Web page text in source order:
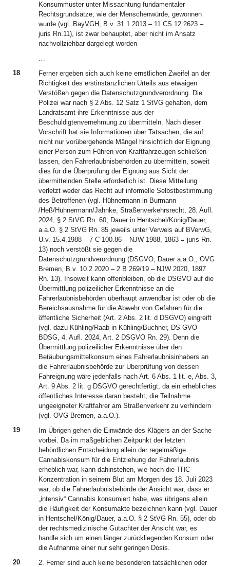
Konsummuster unter Missachtung fundamentaler
Rechtsgrundsätze, wie der Menschenwürde, gewonnen
wurde (vgl. BayVGH, B.v. 31.1.2013 – 11 CS 12.2623 –
juris Rn.11), ist zwar behauptet, aber nicht im Ansatz
nachvollziehbar dargelegt worden
…
18
Ferner ergeben sich auch keine ernstlichen Zweifel an der
Richtigkeit des erstinstanzlichen Urteils aus etwaigen
Verstößen gegen die Datenschutzgrundverordnung. Die
Polizei war nach § 2 Abs. 12 Satz 1 StVG gehalten, dem
Landratsamt ihre Erkenntnisse aus der
Beschuldigtenvernehmung zu übermitteln. Nach dieser
Vorschrift hat sie Informationen über Tatsachen, die auf
nicht nur vorübergehende Mängel hinsichtlich der Eignung
einer Person zum Führen von Kraftfahrzeugen schließen
lassen, den Fahrerlaubnisbehörden zu übermitteln, soweit
dies für die Überprüfung der Eignung aus Sicht der
übermittelnden Stelle erforderlich ist. Diese Mitteilung
verletzt weder das Recht auf informelle Selbstbestimmung
des Betroffenen (vgl. Hühnermann in Burmann
/Heß/Hühnermann/Jahnke, Straßenverkehrsrecht, 28. Aufl.
2024, § 2 StVG Rn. 60; Dauer in Hentschel/König/Dauer,
a.a.O. § 2 StVG Rn. 85 jeweils unter Verweis auf BVerwG,
U.v. 15.4.1988 – 7 C 100.86 – NJW 1988, 1863 = juris Rn.
13) noch verstößt sie gegen die
Datenschutzgrundverordnung (DSGVO; Dauer a.a.O.; OVG
Bremen, B.v. 10.2.2020 – 2 B 269/19 – NJW 2020, 1897
Rn. 13). Insoweit kann offenbleiben, ob die DSGVO auf die
Übermittlung polizeilicher Erkenntnisse an die
Fahrerlaubnisbehörden überhaupt anwendbar ist oder ob die
Bereichsausnahme für die Abwehr von Gefahren für die
öffentliche Sicherheit (Art. 2 Abs. 2 lit. d DSGVO) eingreift
(vgl. dazu Kühling/Raab in Kühling/Buchner, DS-GVO
BDSG, 4. Aufl. 2024, Art. 2 DSGVO Rn. 29). Denn die
Übermittlung polizeilicher Erkenntnisse über den
Betäubungsmittelkonsum eines Fahrerlaubnisinhabers an
die Fahrerlaubnisbehörde zur Überprüfung von dessen
Fahreignung wäre jedenfalls nach Art. 6 Abs. 1 lit. e, Abs. 3,
Art. 9 Abs. 2 lit. g DSGVO gerechtfertigt, da ein erhebliches
öffentliches Interesse daran besteht, die Teilnahme
ungeeigneter Kraftfahrer am Straßenverkehr zu verhindern
(vgl. OVG Bremen, a.a.O.).
19
Im Übrigen gehen die Einwände des Klägers an der Sache
vorbei. Da im maßgeblichen Zeitpunkt der letzten
behördlichen Entscheidung allein der regelmäßige
Cannabiskonsum für die Entziehung der Fahrerlaubnis
erheblich war, kann dahinstehen, wie hoch die THC-
Konzentration in seinem Blut am Morgen des 18. Juli 2023
war, ob die Fahrerlaubnisbehörde der Ansicht war, dass er
„intensiv“ Cannabis konsumiert habe, was übrigens allein
die Häufigkeit der Konsumakte bezeichnen kann (vgl. Dauer
in Hentschel/König/Dauer, a.a.O. § 2 StVG Rn. 55), oder ob
der rechtsmedizinische Gutachter der Ansicht war, es
handle sich um einen länger zurückliegenden Konsum oder
die Aufnahme einer nur sehr geringen Dosis.
20
2. Ferner sind auch keine besonderen tatsächlichen oder